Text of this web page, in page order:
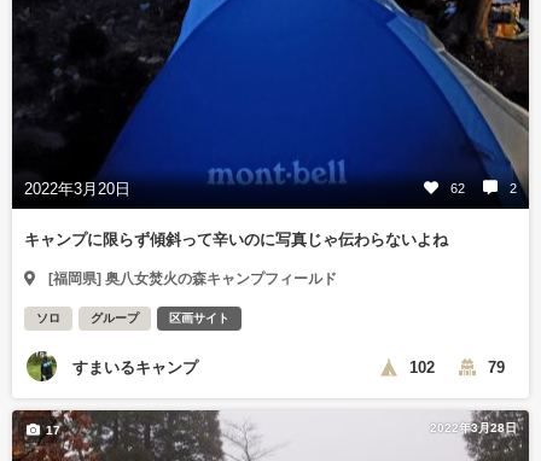
2022年3月20日 62 2
キャンプに限らず傾斜って辛いのに写真じゃ伝わらないよね
[福岡県] 奥八女焚火の森キャンプフィールド
ソロ グループ 区画サイト
すまいるキャンプ 102 79
2022年3月28日
17